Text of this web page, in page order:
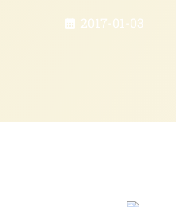
2017-01-03